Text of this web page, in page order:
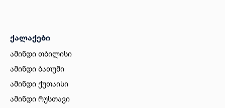
ქალაქები
ამინდი თბილისი
ამინდი ბათუმი
ამინდი ქუთაისი
ამინდი რუსთავი